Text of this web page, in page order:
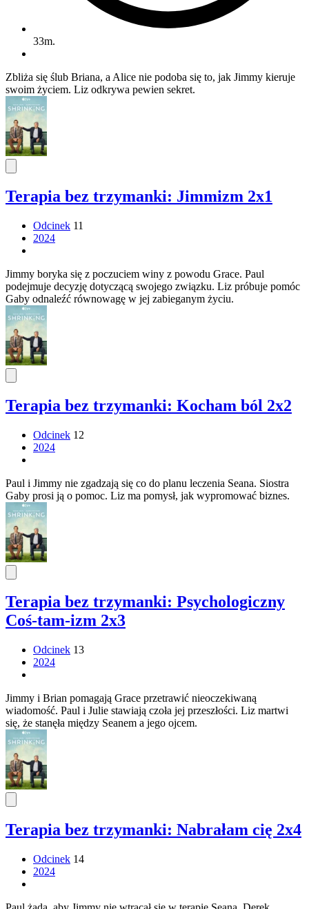
33m.
Zbliża się ślub Briana, a Alice nie podoba się to, jak Jimmy kieruje
swoim życiem. Liz odkrywa pewien sekret.
Terapia bez trzymanki: Jimmizm 2x1
Odcinek 11
2024
Jimmy boryka się z poczuciem winy z powodu Grace. Paul
podejmuje decyzję dotyczącą swojego związku. Liz próbuje pomóc
Gaby odnaleźć równowagę w jej zabieganym życiu.
Terapia bez trzymanki: Kocham ból 2x2
Odcinek 12
2024
Paul i Jimmy nie zgadzają się co do planu leczenia Seana. Siostra
Gaby prosi ją o pomoc. Liz ma pomysł, jak wypromować biznes.
Terapia bez trzymanki: Psychologiczny
Coś-tam-izm 2x3
Odcinek 13
2024
Jimmy i Brian pomagają Grace przetrawić nieoczekiwaną
wiadomość. Paul i Julie stawiają czoła jej przeszłości. Liz martwi
się, że stanęła między Seanem a jego ojcem.
Terapia bez trzymanki: Nabrałam cię 2x4
Odcinek 14
2024